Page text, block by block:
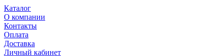
Каталог
О компании
Контакты
Оплата
Доставка
Личный кабинет